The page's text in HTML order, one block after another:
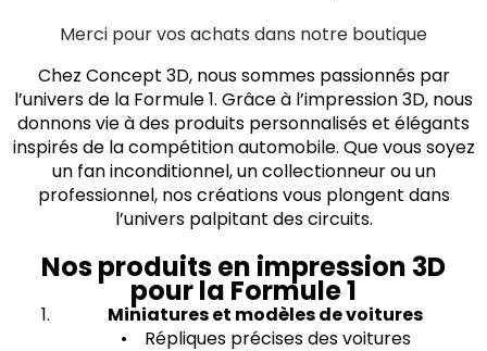
Merci pour vos achats dans notre boutique
Chez Concept 3D, nous sommes passionnés par
l’univers de la Formule 1. Grâce à l’impression 3D, nous
donnons vie à des produits personnalisés et élégants
inspirés de la compétition automobile. Que vous soyez
un fan inconditionnel, un collectionneur ou un
professionnel, nos créations vous plongent dans
l’univers palpitant des circuits.
Nos produits en impression 3D
pour la Formule 1
Miniatures et modèles de voitures
• Répliques précises des voitures